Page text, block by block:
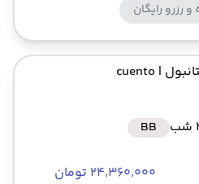
رزرو رایگان
| cuento
BB
۲۴٬۳۶۰٬۰۰۰ تومان